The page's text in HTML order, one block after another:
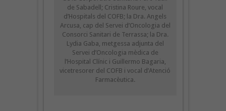
de Sabadell; Cristina Roure, vocal
d’Hospitals del COFB; la Dra. Angels
Arcusa, cap del Servei d’Oncologia del
Consorci Sanitari de Terrassa; la Dra.
Lydia Gaba, metgessa adjunta del
Servei d’Oncologia mèdica de
l’Hospital Clínic i Guillermo Bagaria,
vicetresorer del COFB i vocal d’Atenció
Farmacèutica.